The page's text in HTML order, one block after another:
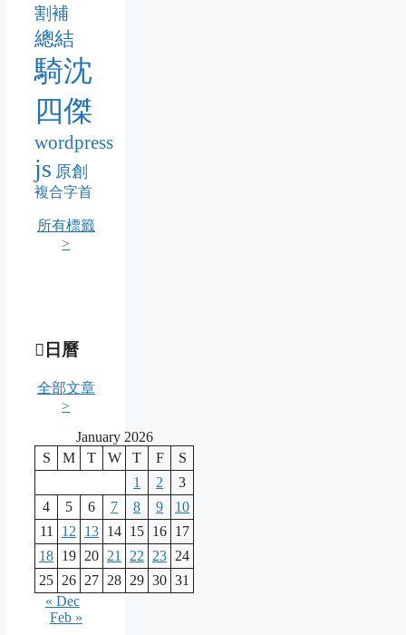
割補
總結
騎沈
四傑
wordpress
js 原創
複合字首
所有標籤
>
日曆
全部文章
>
January 2026
S
M T W T F
S
1
2
3
4
5 6 7 8 9
10
11
12 13 14 15 16 17
18 19 20 21 22 23 24
25 26 27 28 29 30 31
« Dec
Feb »